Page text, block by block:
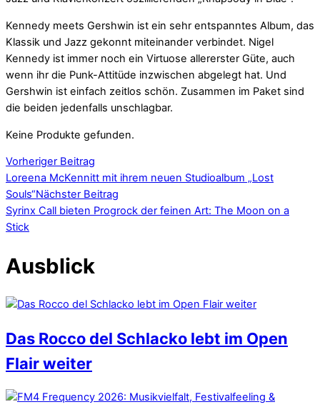
Kennedy meets Gershwin ist ein sehr entspanntes Album, das
Klassik und Jazz gekonnt miteinander verbindet. Nigel
Kennedy ist immer noch ein Virtuose allererster Güte, auch
wenn ihr die Punk-Attitüde inzwischen abgelegt hat. Und
Gershwin ist einfach zeitlos schön. Zusammen im Paket sind
die beiden jedenfalls unschlagbar.
Keine Produkte gefunden.
Vorheriger Beitrag
Loreena McKennitt mit ihrem neuen Studioalbum „Lost
Souls“Nächster Beitrag
Syrinx Call bieten Progrock der feinen Art: The Moon on a
Stick
Ausblick
Das Rocco del Schlacko lebt im Open
Flair weiter